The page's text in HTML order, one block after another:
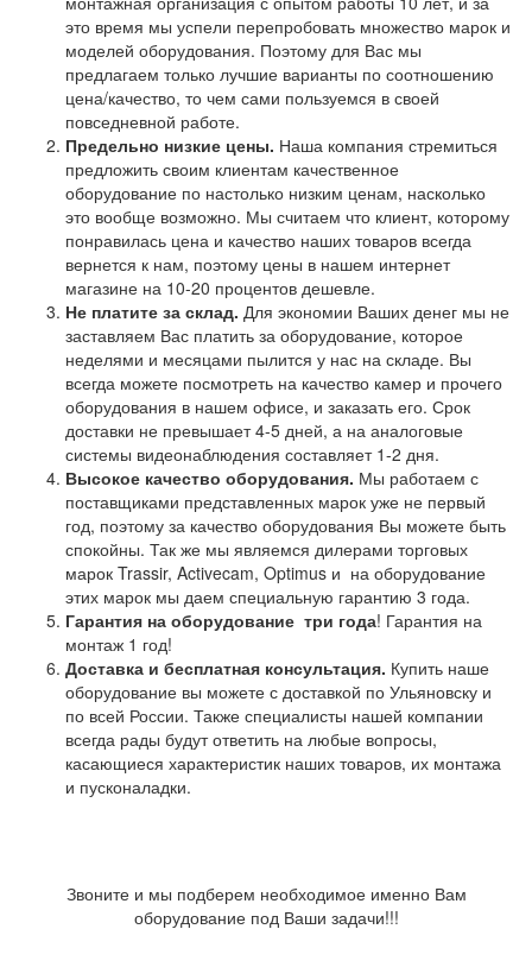
это время мы успели перепробовать множество марок и
моделей оборудования. Поэтому для Вас мы
предлагаем только лучшие варианты по соотношению
цена/качество, то чем сами пользуемся в своей
повседневной работе.
Предельно низкие цены. Наша компания стремиться
предложить своим клиентам качественное
оборудование по настолько низким ценам, насколько
это вообще возможно. Мы считаем что клиент, которому
понравилась цена и качество наших товаров всегда
вернется к нам, поэтому цены в нашем интернет
магазине на 10-20 процентов дешевле.
Не платите за склад. Для экономии Ваших денег мы не
заставляем Вас платить за оборудование, которое
неделями и месяцами пылится у нас на складе. Вы
всегда можете посмотреть на качество камер и прочего
оборудования в нашем офисе, и заказать его. Срок
доставки не превышает 4-5 дней, а на аналоговые
системы видеонаблюдения составляет 1-2 дня.
Высокое качество оборудования. Мы работаем с
поставщиками представленных марок уже не первый
год, поэтому за качество оборудования Вы можете быть
спокойны. Так же мы являемся дилерами торговых
марок Trassir, Activecam, Optimus и на оборудование
этих марок мы даем специальную гарантию 3 года.
Гарантия на оборудование три года! Гарантия на
монтаж 1 год!
Доставка и бесплатная консультация. Купить наше
оборудование вы можете с доставкой по Ульяновску и
по всей России. Также специалисты нашей компании
всегда рады будут ответить на любые вопросы,
касающиеся характеристик наших товаров, их монтажа
и пусконаладки.
Звоните и мы подберем необходимое именно Вам
оборудование под Ваши задачи!!!